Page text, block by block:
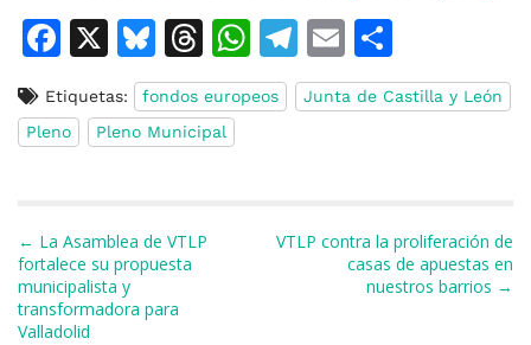
F
c
e
o
o
k
X
Bl
u
e
s
y
T
h
re
a
s
W
h
at
T
el
e
m
E
m
ai
o
m
ti
r
Etiquetas: fondos europeos
Junta de Castilla y León
Pleno
Pleno Municipal
Navegación de entradas
← La Asamblea de VTLP
fortalece su propuesta
municipalista y
transformadora para
Valladolid
VTLP contra la proliferación de
casas de apuestas en
nuestros barrios →